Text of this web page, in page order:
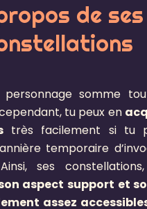
de ses
somme
tu peux en
très facilement si tu
temporaire
ses
aspect support et
assez